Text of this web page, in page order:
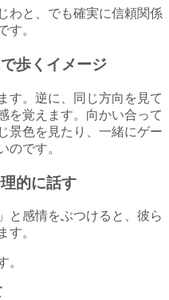
わと、でも確実に信頼関係
す。
歩くイメージ
す。逆に、同じ方向を見て
を覚えます。向かい合って
景色を見たり、一緒にゲー
のです。
的に話す
と感情をぶつけると、彼ら
す。
。